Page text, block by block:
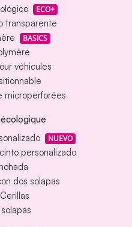
ECO+
transparente
BASICS
véhicules
microperforées
NUEVO
personalizado
dos solapas